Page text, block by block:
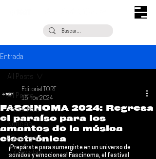
Entrada
All Posts
Escúchalo
Noticias
¿Qué Plan?
Entrevistas
All Posts
FASCINOMA 2024: Regresa
el paraíso para los
amantes de la música
electrónica
Editorial TORT
15 nov 2024
¡Prepárate para sumergirte en un universo de
sonidos y emociones! Fascinoma, el festival